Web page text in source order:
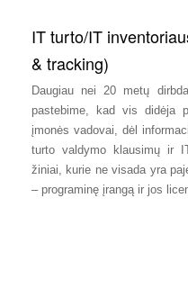
IT turto/IT
& tracking)
Daugiau nei 20 metų
pastebime, kad vis didėja
įmonės vadovai, dėl
turto valdymo klausimų ir
žiniai, kurie ne visada yra
– programinę įrangą ir jos